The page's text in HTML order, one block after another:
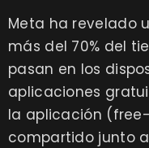
Meta ha revelado
más del 70% del
pasan en los
aplicaciones
la aplicación
compartido junto